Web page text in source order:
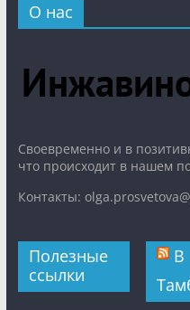
О нас
Cвоевременно и в
что происходит в нашем
Контакты:
Полезные
ссылки
В